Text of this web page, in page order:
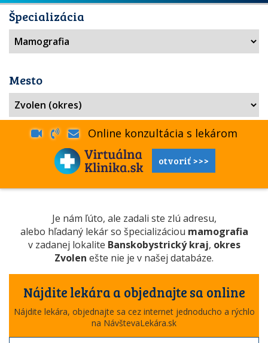
Špecializácia
Mesto
Online konzultácia s lekárom
otvoriť >>>
Je nám ľúto, ale zadali ste zlú adresu,
alebo hľadaný lekár so špecializáciou mamografia
v zadanej lokalite Banskobystrický kraj, okres
Zvolen ešte nie je v našej databáze.
Nájdite lekára a objednajte sa online
Nájdite lekára, objednajte sa cez internet jednoducho a rýchlo
na NávštevaLekára.sk